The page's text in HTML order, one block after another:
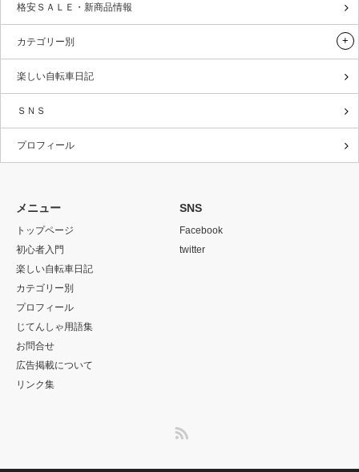
格安ＳＡＬＥ・新商品情報
カテゴリー別
楽しい自転車日記
ＳＮＳ
プロフィール
メニュー
トップページ
初心者入門
楽しい自転車日記
カテゴリー別
プロフィール
じてんしゃ用語集
お問合せ
広告掲載について
リンク集
SNS
Facebook
twitter